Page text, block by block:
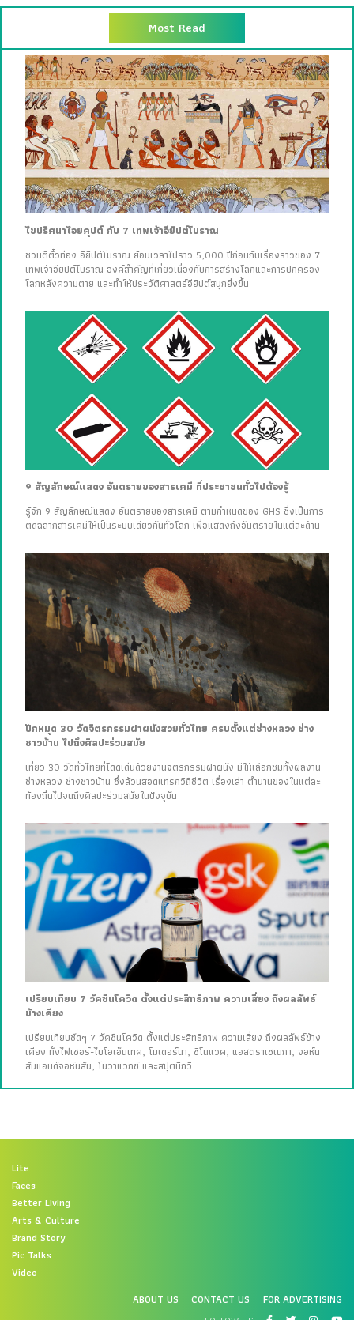
Most Read
ไขปริศนาไอยคุปต์ กับ 7 เทพเจ้าอียิปต์โบราณ
ชวนตีตั๋วท่อง อียิปต์โบราณ ย้อนเวลาไปราว 5,000 ปีก่อนกับเรื่องราวของ 7
เทพเจ้าอียิปต์โบราณ องค์สำคัญที่เกี่ยวเนื่องกับการสร้างโลกและการปกครอง
โลกหลังความตาย และทำให้ประวัติศาสตร์อียิปต์สนุกยิ่งขึ้น
9 สัญลักษณ์แสดง อันตรายของสารเคมี ที่ประชาชนทั่วไปต้องรู้
รู้จัก 9 สัญลักษณ์แสดง อันตรายของสารเคมี ตามกำหนดของ GHS ซึ่งเป็นการ
ติดฉลากสารเคมีให้เป็นระบบเดียวกันทั่วโลก เพื่อแสดงถึงอันตรายในแต่ละด้าน
ปักหมุด 30 วัดจิตรกรรมฝาผนังสวยทั่วไทย ครบตั้งแต่ช่างหลวง ช่าง
ชาวบ้าน ไปถึงศิลปะร่วมสมัย
เที่ยว 30 วัดทั่วไทยที่โดดเด่นด้วยงานจิตรกรรมฝาผนัง มีให้เลือกชมทั้งผลงาน
ช่างหลวง ช่างชาวบ้าน ซึ่งล้วนสอดแทรกวิถีชีวิต เรื่องเล่า ตำนานของในแต่ละ
ท้องถิ่นไปจนถึงศิลปะร่วมสมัยในปัจจุบัน
เปรียบเทียบ 7 วัคซีนโควิด ตั้งแต่ประสิทธิภาพ ความเสี่ยง ถึงผลลัพธ์
ข้างเคียง
เปรียบเทียบชัดๆ 7 วัคซีนโควิด ตั้งแต่ประสิทธิภาพ ความเสี่ยง ถึงผลลัพธ์ข้าง
เคียง ทั้งไฟเซอร์-ไบโอเอ็นเทค, โมเดอร์นา, ซิโนแวค, แอสตราเซเนกา, จอห์น
สันแอนด์จอห์นสัน, โนวาแวกซ์ และสปุตนิกวี
Lite
Faces
Better Living
Arts & Culture
Brand Story
Pic Talks
Video
ABOUT US
CONTACT US
FOR ADVERTISING